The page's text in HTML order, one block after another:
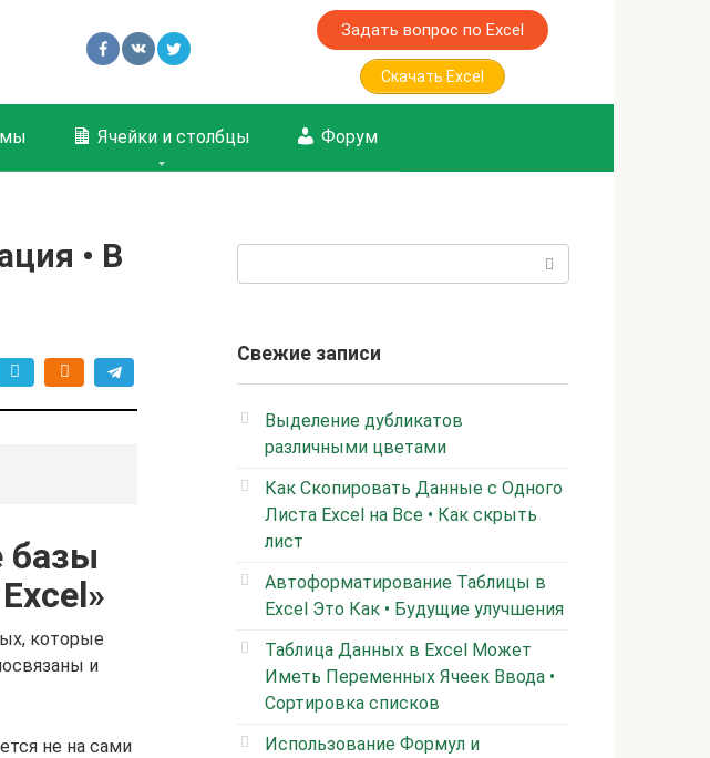
Задать вопрос по Excel
Скачать Excel
Ячейки и столбцы Форум
• В
базы
которые
и
не на сами
Свежие записи
Выделение дубликатов
различными цветами
Как Скопировать Данные с Одного
Листа Excel на Все • Как скрыть
лист
Автоформатирование Таблицы в
Excel Это Как • Будущие улучшения
Таблица Данных в Excel Может
Иметь Переменных Ячеек Ввода •
Сортировка списков
Использование Формул и